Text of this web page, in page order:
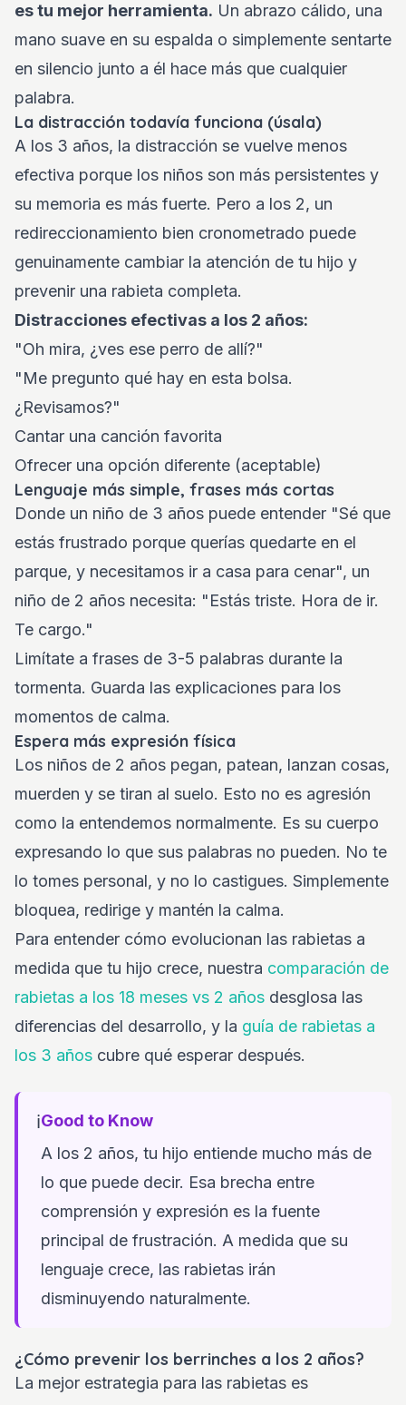
es tu mejor herramienta. Un abrazo cálido, una
mano suave en su espalda o simplemente sentarte
en silencio junto a él hace más que cualquier
palabra.
La distracción todavía funciona (úsala)
A los 3 años, la distracción se vuelve menos
efectiva porque los niños son más persistentes y
su memoria es más fuerte. Pero a los 2, un
redireccionamiento bien cronometrado puede
genuinamente cambiar la atención de tu hijo y
prevenir una rabieta completa.
Distracciones efectivas a los 2 años:
"Oh mira, ¿ves ese perro de allí?"
"Me pregunto qué hay en esta bolsa.
¿Revisamos?"
Cantar una canción favorita
Ofrecer una opción diferente (aceptable)
Lenguaje más simple, frases más cortas
Donde un niño de 3 años puede entender "Sé que
estás frustrado porque querías quedarte en el
parque, y necesitamos ir a casa para cenar", un
niño de 2 años necesita: "Estás triste. Hora de ir.
Te cargo."
Limítate a frases de 3-5 palabras durante la
tormenta. Guarda las explicaciones para los
momentos de calma.
Espera más expresión física
Los niños de 2 años pegan, patean, lanzan cosas,
muerden y se tiran al suelo. Esto no es agresión
como la entendemos normalmente. Es su cuerpo
expresando lo que sus palabras no pueden. No te
lo tomes personal, y no lo castigues. Simplemente
bloquea, redirige y mantén la calma.
Para entender cómo evolucionan las rabietas a
medida que tu hijo crece, nuestra comparación de
rabietas a los 18 meses vs 2 años desglosa las
diferencias del desarrollo, y la guía de rabietas a
los 3 años cubre qué esperar después.
ℹ️Good to Know
A los 2 años, tu hijo entiende mucho más de
lo que puede decir. Esa brecha entre
comprensión y expresión es la fuente
principal de frustración. A medida que su
lenguaje crece, las rabietas irán
disminuyendo naturalmente.
¿Cómo prevenir los berrinches a los 2 años?
La mejor estrategia para las rabietas es